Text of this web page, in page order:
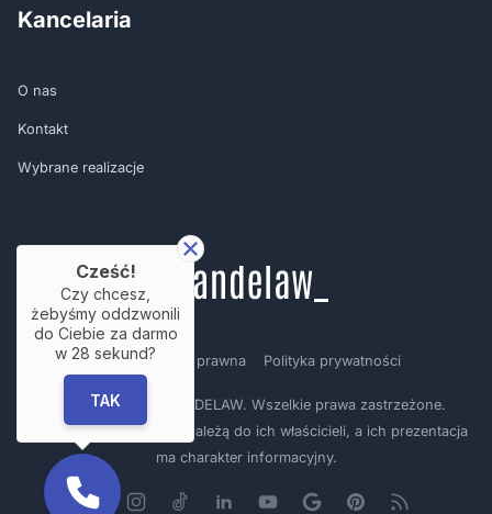
Kancelaria
O nas
Kontakt
Wybrane realizacje
Regulamin Nota prawna Polityka prywatności
Copyright © by BRANDELAW. Wszelkie prawa zastrzeżone.
Prezentowane logotypy należą do ich właścicieli, a ich prezentacja
ma charakter informacyjny.
Cześć!
Czy chcesz,
żebyśmy oddzwonili
do Ciebie za darmo
w 28 sekund?
TAK